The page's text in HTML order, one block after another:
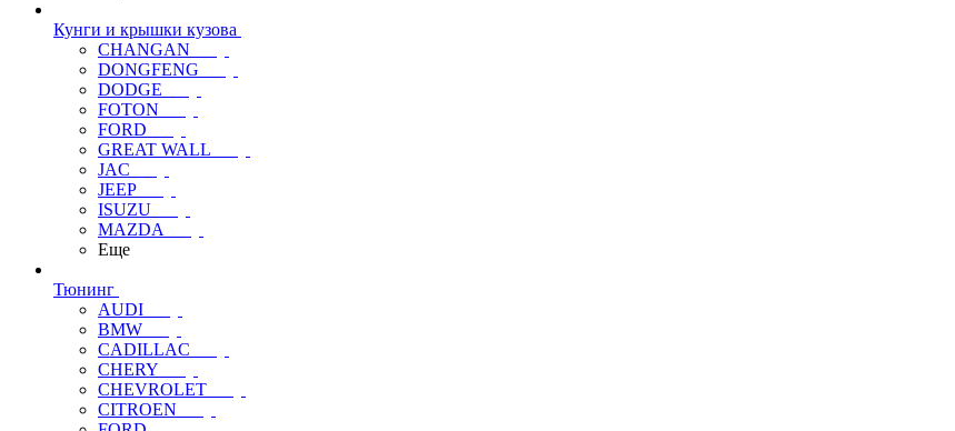
Кунги и крышки кузова
CHANGAN
DONGFENG
DODGE
FOTON
FORD
GREAT WALL
JAC
JEEP
ISUZU
MAZDA
Еще
Тюнинг
AUDI
BMW
CADILLAC
CHERY
CHEVROLET
CITROEN